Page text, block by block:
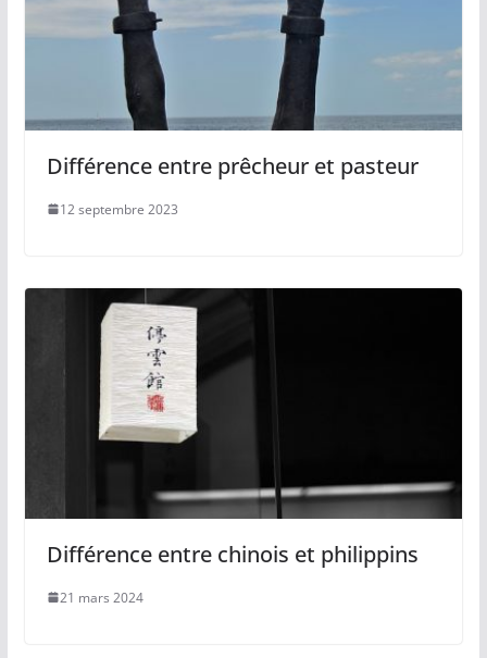
Différence entre prêcheur et pasteur
12 septembre 2023
Différence entre chinois et philippins
21 mars 2024